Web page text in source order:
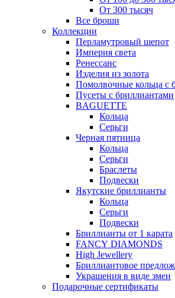
От 300 тысяч
Все броши
Коллекции
Перламутровый шепот
Империя света
Ренессанс
Изделия из золота
Помолвочные кольца с
Пусеты с бриллиантами
BAGUETTE
Кольца
Серьги
Черная пятница
Кольца
Серьги
Браслеты
Подвески
Якутские бриллианты
Кольца
Серьги
Подвески
Бриллианты от 1 карата
FANCY DIAMONDS
High Jewellery
Бриллиантовое
Украшения в виде змеи
Подарочные сертификаты